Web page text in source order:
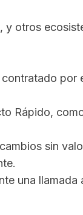
y otros
por
Rápido,
sin
una